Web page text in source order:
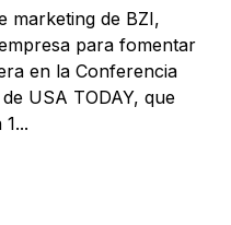
marketing de BZI,
para fomentar
en la Conferencia
USA TODAY, que